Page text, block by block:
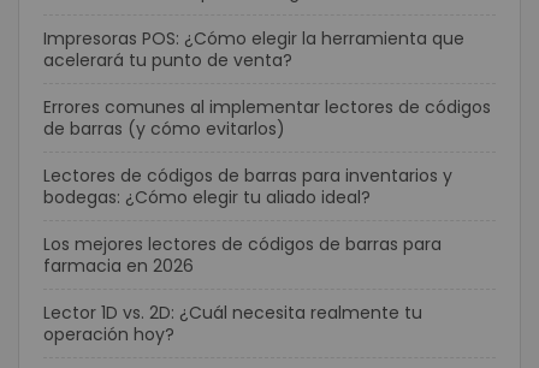
Impresoras POS: ¿Cómo elegir la herramienta que
acelerará tu punto de venta?
Errores comunes al implementar lectores de códigos
de barras (y cómo evitarlos)
Lectores de códigos de barras para inventarios y
bodegas: ¿Cómo elegir tu aliado ideal?
Los mejores lectores de códigos de barras para
farmacia en 2026
Lector 1D vs. 2D: ¿Cuál necesita realmente tu
operación hoy?